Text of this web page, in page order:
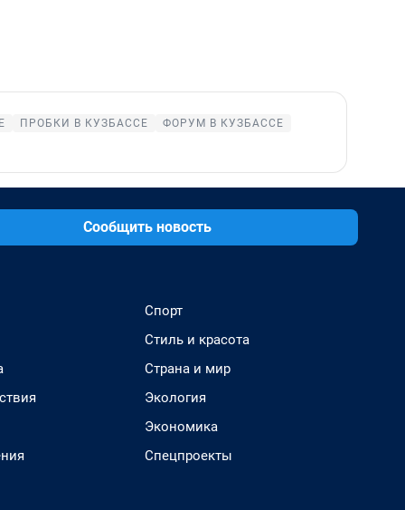
ПРОБКИ В КУЗБАССЕ
ФОРУМ В КУЗБАССЕ
Сообщить новость
Спорт
Стиль и красота
Страна и мир
Экология
Экономика
Спецпроекты